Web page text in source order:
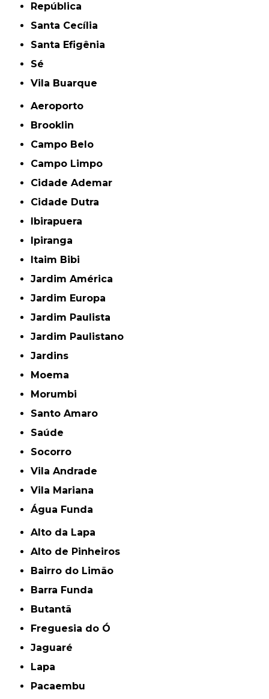
República
Santa Cecília
Santa Efigênia
Sé
Vila Buarque
Aeroporto
Brooklin
Campo Belo
Campo Limpo
Cidade Ademar
Cidade Dutra
Ibirapuera
Ipiranga
Itaim Bibi
Jardim América
Jardim Europa
Jardim Paulista
Jardim Paulistano
Jardins
Moema
Morumbi
Santo Amaro
Saúde
Socorro
Vila Andrade
Vila Mariana
Água Funda
Alto da Lapa
Alto de Pinheiros
Bairro do Limão
Barra Funda
Butantã
Freguesia do Ó
Jaguaré
Lapa
Pacaembu